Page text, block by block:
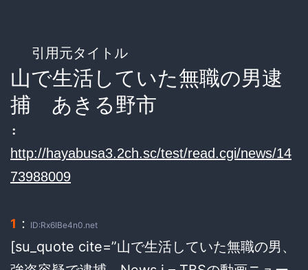
引用元タイトル
山で生活していた無職の男逮
捕 あきる野市
:
http://hayabusa3.2ch.sc/test/read.cgi/news/14
73988009
1 ： ID:Rx6IBe4n0.net
[su_quote cite=”山で生活していた無職の男、